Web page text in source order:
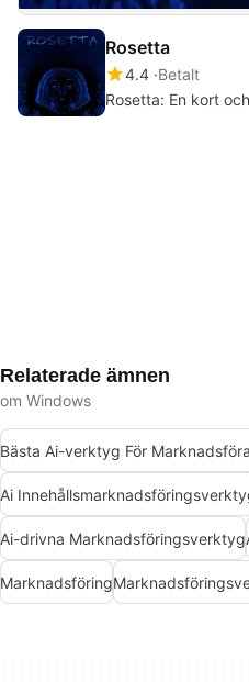
Rosetta
4.4 Betalt
Rosetta: En kort
Relaterade ämnen
om Windows
Bästa Ai-verktyg För
Ai
Ai-drivna Marknadsföringsverktyg
Marknadsföring